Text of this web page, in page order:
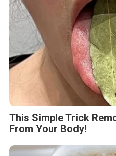
This Simple Trick
From Your Body!